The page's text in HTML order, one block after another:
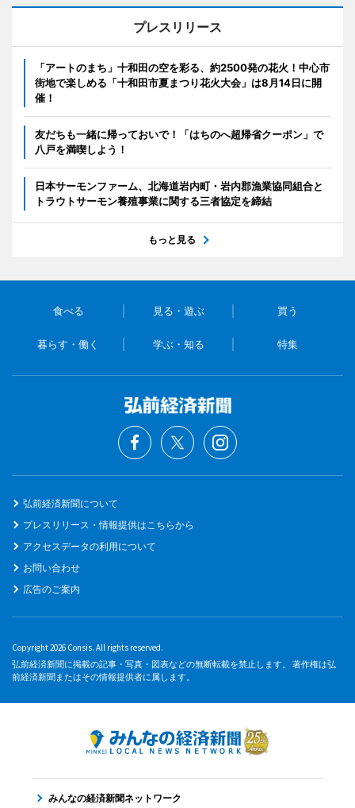
プレスリリース
「アートのまち」十和田の空を彩る、約2500発の花火！中心市
街地で楽しめる「十和田市夏まつり花火大会」は8月14日に開
催！
友だちも一緒に帰っておいで！「はちのへ超帰省クーポン」で
八戸を満喫しよう！
日本サーモンファーム、北海道岩内町・岩内郡漁業協同組合と
トラウトサーモン養殖事業に関する三者協定を締結
もっと見る
食べる 見る・遊ぶ 買う
暮らす・働く 学ぶ・知る 特集
弘前経済新聞について
プレスリリース・情報提供はこちらから
アクセスデータの利用について
お問い合わせ
広告のご案内
Copyright 2026 Consis. All rights reserved.
弘前経済新聞に掲載の記事・写真・図表などの無断転載を禁止します。 著作権は弘
前経済新聞またはその情報提供者に属します。
みんなの経済新聞ネットワーク